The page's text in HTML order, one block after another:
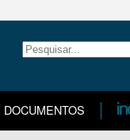
DOCUMENTOS